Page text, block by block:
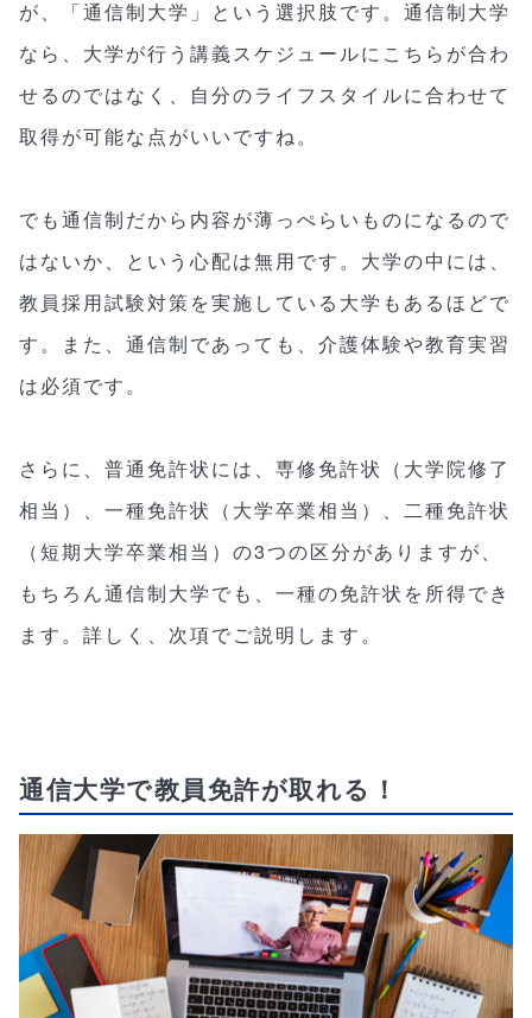
が、「通信制大学」という選択肢です。通信制大学
なら、大学が行う講義スケジュールにこちらが合わ
せるのではなく、自分のライフスタイルに合わせて
取得が可能な点がいいですね。
でも通信制だから内容が薄っぺらいものになるので
はないか、という心配は無用です。大学の中には、
教員採用試験対策を実施している大学もあるほどで
す。また、通信制であっても、介護体験や教育実習
は必須です。
さらに、普通免許状には、専修免許状（大学院修了
相当）、一種免許状（大学卒業相当）、二種免許状
（短期大学卒業相当）の3つの区分がありますが、
もちろん通信制大学でも、一種の免許状を所得でき
ます。詳しく、次項でご説明します。
通信大学で教員免許が取れる！